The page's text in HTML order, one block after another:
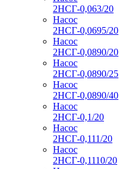
2НСГ-0,063/20
Насос
2НСГ-0,0695/20
Насос
2НСГ-0,0890/20
Насос
2НСГ-0,0890/25
Насос
2НСГ-0,0890/40
Насос
2НСГ-0,1/20
Насос
2НСГ-0,111/20
Насос
2НСГ-0,1110/20